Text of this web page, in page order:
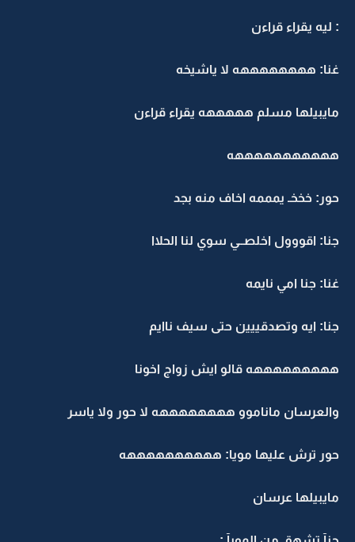
: ليه يقراء قراءن
غنا: ههههههههه لا ياشيخه
مايبيلها مسلم هههههه يقراء قراءن
هههههههههههه
حور: خخخـ يمممه اخاف منه بجد
جنا: اقووول اخلصــي سوي لنا الحلاا
غنا: جنا امي نايمه
جنا: ايه وتصدقييين حتى سيف ناايم
هههههههههه قالو ايش زواج اخونا
والعرسان ماناموو ههههههههه لا حور ولا ياسر
حور ترش عليها مويا: ههههههههههه
مايبيلها عرسان